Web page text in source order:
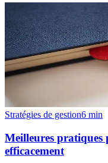
Stratégies de gestion6 min
Meilleures
efficacement